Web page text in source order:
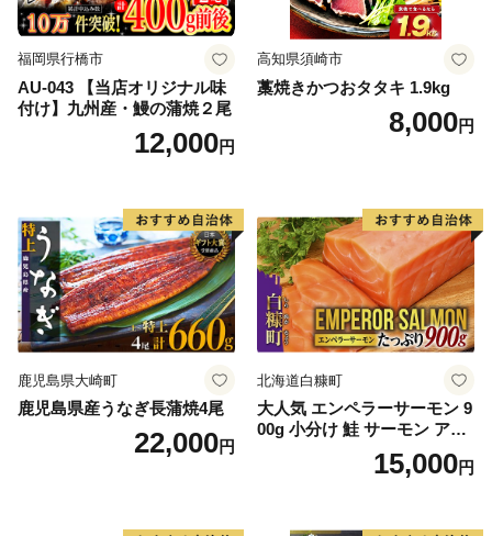
福岡県行橋市
AU-043 【当店オリジナル味
付け】九州産・鰻の蒲焼２尾
12,000円
高知県須崎市
藁焼きかつおタタキ 1.9kg
8,000円
鹿児島県大崎町
鹿児島県産うなぎ長蒲焼4尾
22,000円
北海道白糠町
大人気 エンペラーサーモン 9
00g 小分け 鮭 サーモン アト
ランティックサーモン 水産
庁長官賞 受賞 さけ シャケ し
15,000円